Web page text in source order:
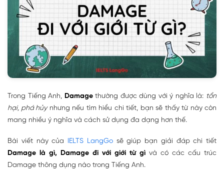
Trong Tiếng Anh, Damagethường được dùng với ý nghĩa là: tổn
hại, phá hủynhưng nếu tìm hiểu chi tiết, bạn sẽ thấy từ này còn
mang nhiều ý nghĩa và cách sử dụng đa dạng hơn thế.
Bài viết này của IELTS LangGosẽ giúp bạn giải đáp chi tiết
Damage là gì, Damage đi với giới từ gì và có các cấu trúc
Damage thông dụng nào trong Tiếng Anh.